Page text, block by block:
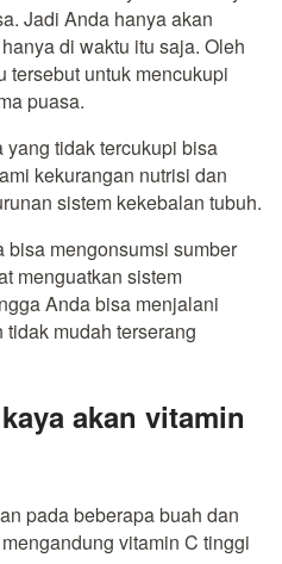
Jadi Anda hanya akan
di waktu itu saja. Oleh
tersebut untuk mencukupi
puasa.
tidak tercukupi bisa
kekurangan nutrisi dan
sistem kekebalan tubuh.
mengonsumsi sumber
menguatkan sistem
Anda bisa menjalani
mudah terserang
akan vitamin
pada beberapa buah dan
vitamin C tinggi